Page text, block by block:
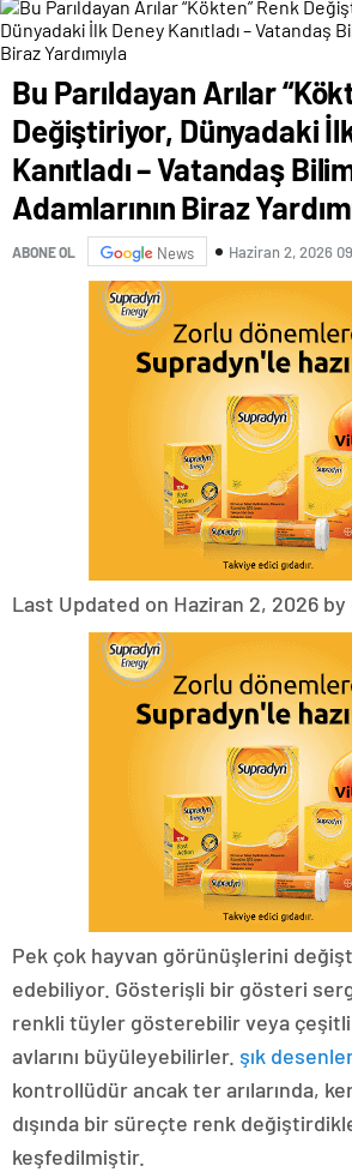
Bu Parıldayan Arılar
Değiştiriyor, Dünyadaki
Kanıtladı – Vatandaş
Adamlarının Biraz
ABONE OL News Haziran 2, 2026
Last Updated on Haziran 2, 2026 by
Pek çok hayvan görünüşlerini
edebiliyor. Gösterişli bir gösteri
renkli tüyler gösterebilir veya
avlarını büyüleyebilirler. şık desenler
kontrollüdür ancak ter arılarında,
dışında bir süreçte renk
keşfedilmiştir.